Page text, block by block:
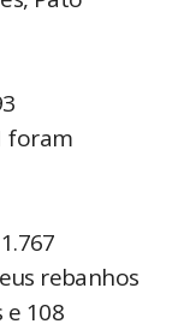
foram
rebanhos
e 108